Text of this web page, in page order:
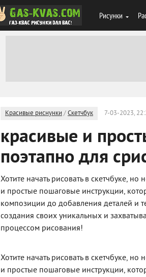
Рисунки
Красивые риснунки /Скетчбук 7-03-2023,
красивые и
поэтапно для
Хотите начать рисовать в скетчбуке,
и простые пошаговые инструкции,
композиции до добавления деталей и
создания своих уникальных и
процессом рисования!
Хотите начать рисовать в скетчбуке,
и простые пошаговые инструкции,